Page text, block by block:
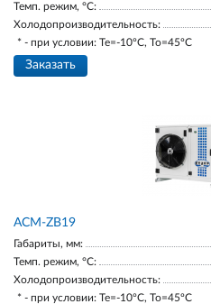
Темп. режим, °С:
Холодопроизводительность:
* - при условии: Te=-10ºC, To=45ºC
Заказать
ACM-ZB19
Габариты, мм:
Темп. режим, °С:
Холодопроизводительность:
* - при условии: Te=-10ºC, To=45ºC